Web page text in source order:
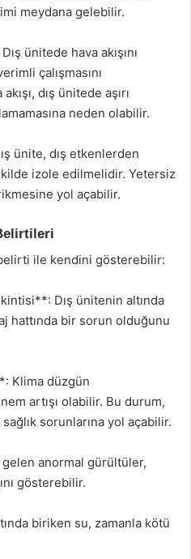
meydana gelebilir.
ünitede hava akışını
çalışmasını
dış ünitede aşırı
neden olabilir.
ünite, dış etkenlerden
izole edilmelidir. Yetersiz
yol açabilir.
ile kendini gösterebilir:
Dış ünitenin altında
hattında bir sorun olduğunu
Klima düzgün
artışı olabilir. Bu durum,
sorunlarına yol açabilir.
anormal gürültüler,
gösterebilir.
biriken su, zamanla kötü